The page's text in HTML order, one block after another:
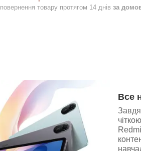
повернення товару протягом 14 днів за
Все